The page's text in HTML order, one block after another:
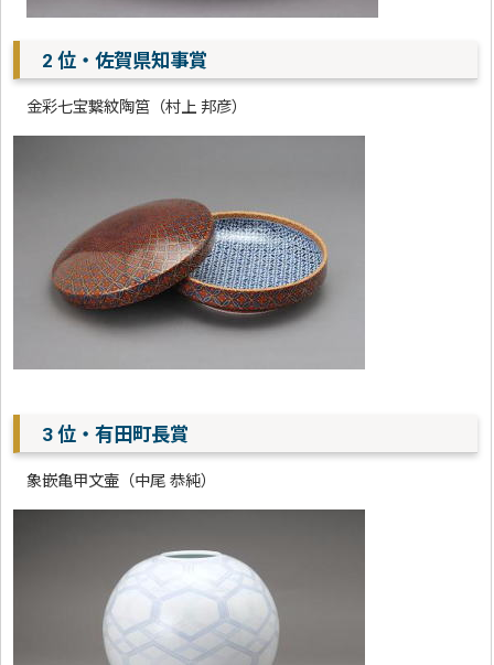
2 位・佐賀県知事賞
金彩七宝繋紋陶筥（村上 邦彦）
3 位・有田町長賞
象嵌亀甲文壷（中尾 恭純）